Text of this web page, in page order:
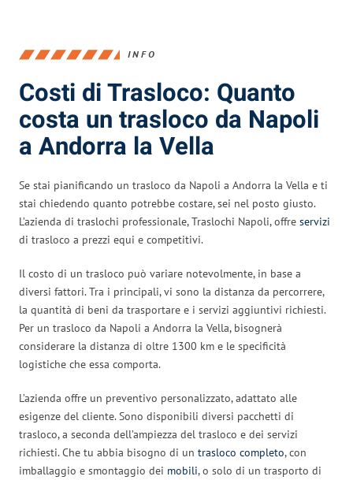
INFO
Costi di Trasloco: Quanto
costa un trasloco da Napoli
a Andorra la Vella
Se stai pianificando un trasloco da Napoli a Andorra la Vella e ti
stai chiedendo quanto potrebbe costare, sei nel posto giusto.
L’azienda di traslochi professionale, Traslochi Napoli, offre servizi
di trasloco a prezzi equi e competitivi.
Il costo di un trasloco può variare notevolmente, in base a
diversi fattori. Tra i principali, vi sono la distanza da percorrere,
la quantità di beni da trasportare e i servizi aggiuntivi richiesti.
Per un trasloco da Napoli a Andorra la Vella, bisognerà
considerare la distanza di oltre 1300 km e le specificità
logistiche che essa comporta.
L’azienda offre un preventivo personalizzato, adattato alle
esigenze del cliente. Sono disponibili diversi pacchetti di
trasloco, a seconda dell’ampiezza del trasloco e dei servizi
richiesti. Che tu abbia bisogno di un trasloco completo, con
imballaggio e smontaggio dei mobili, o solo di un trasporto di